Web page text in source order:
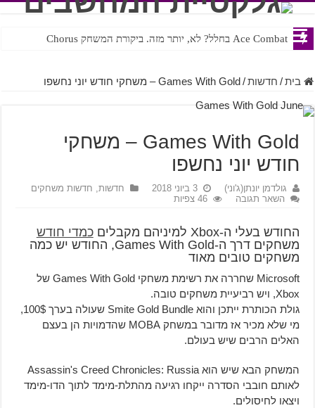
Ace Combat בחלל? לא, יותר מזה. ביקורת המשחק Chorus
Steven Universe והשירים שתורגמו בצורה נוראית לעברית
בית / חדשות / Games With Gold – משחקי חודש יוני נחשפו
Games With Gold – משחקי
חודש יוני נחשפו
גולדמן יונתן(ג'וני) 3 ביוני 2018 חדשות, חדשות משחקים
השאר תגובה
46 צפיות
החודש בעלי ה-Xbox למיניהם מקבלים
כמדי חודש
משחקים דרך ה-Games With Gold, החודש יש כמה
משחקים טובים מאוד
Microsoft שחררה את רשימת משחקי Games With Gold של
Xbox, ויש רביעיית משחקים טובה.
גולת הכותרת ייתכן והוא Smite Gold Bundle שעולה בערך 100$,
מי שלא מכיר אז מדובר במשחק MOBA שהדמויות הן בעצם
האלים הרבים שיש בעולם.
המשחק הבא שיש הוא Assassin's Creed Chronicles: Russia
לאותם חובבי הסדרה ייקחו רגיעה מהתלת-מימד לתוך הדו-מימד
ויצאו לחיסולים.